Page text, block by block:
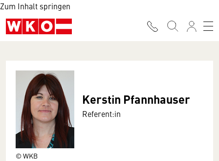
Zum Inhalt springen
© WKB
Kerstin Pfannhauser
Referent:in